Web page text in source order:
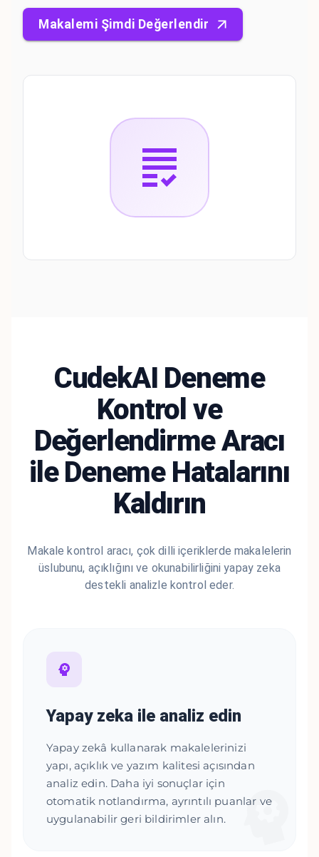
Makalemi Şimdi Değerlendir
CudekAI Deneme
Kontrol ve
Değerlendirme Aracı
ile Deneme Hatalarını
Kaldırın
Makale kontrol aracı, çok dilli içeriklerde makalelerin
üslubunu, açıklığını ve okunabilirliğini yapay zeka
destekli analizle kontrol eder.
Yapay zeka ile analiz edin
Yapay zekâ kullanarak makalelerinizi
yapı, açıklık ve yazım kalitesi açısından
analiz edin. Daha iyi sonuçlar için
otomatik notlandırma, ayrıntılı puanlar ve
uygulanabilir geri bildirimler alın.